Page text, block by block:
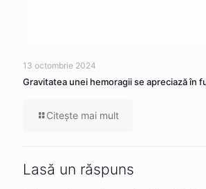
13 octombrie 2024
Gravitatea unei hemoragii se apreciază în
Citeşte mai mult
Lasă un răspuns